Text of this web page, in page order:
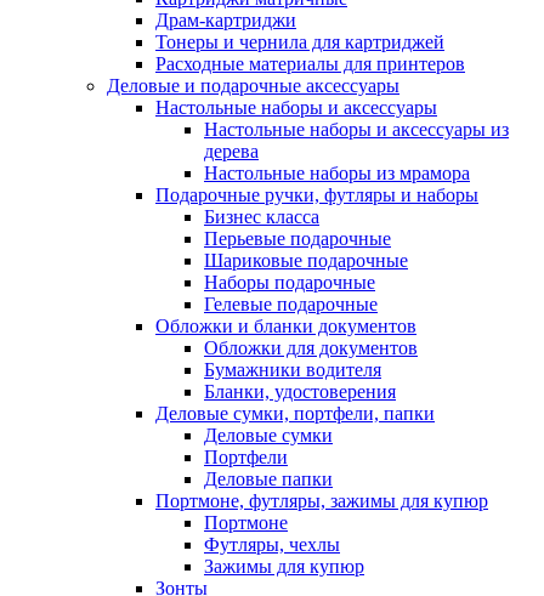
Драм-картриджи
Тонеры и чернила для картриджей
Расходные материалы для принтеров
Деловые и подарочные аксессуары
Настольные наборы и аксессуары
Настольные наборы и аксессуары из
дерева
Настольные наборы из мрамора
Подарочные ручки, футляры и наборы
Бизнес класса
Перьевые подарочные
Шариковые подарочные
Наборы подарочные
Гелевые подарочные
Обложки и бланки документов
Обложки для документов
Бумажники водителя
Бланки, удостоверения
Деловые сумки, портфели, папки
Деловые сумки
Портфели
Деловые папки
Портмоне, футляры, зажимы для купюр
Портмоне
Футляры, чехлы
Зажимы для купюр
Зонты